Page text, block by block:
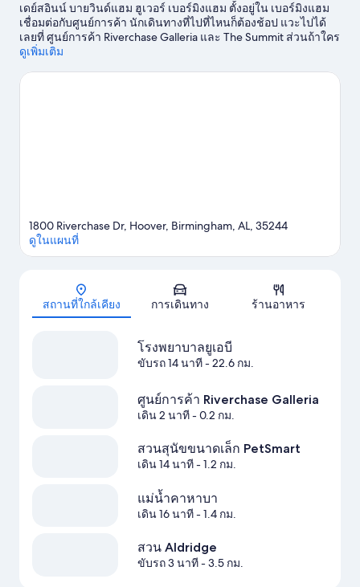
เดย์สอินน์ บายวินด์แฮม ฮูเวอร์ เบอร์มิงแฮม ตั้งอยู่ใน เบอร์มิงแฮม
เชื่อมต่อกับศูนย์การค้า นักเดินทางที่ไปที่ไหนก็ต้องช้อป แวะไปได้
เลยที่ ศูนย์การค้า Riverchase Galleria และ The Summit ส่วนถ้าใคร
สนใจอยากทำกิจกรรมอื่นๆ เราขอแนะนำ เรอเนซองส์ เบอร์มิงแฮม
หรือเกมสนุกๆ ต้องลองไปที่ ฮูเวอร์ เมโทรโพลิแทน คอมเพล็กซ์ หรือ
ดูเพิ่มเติม
แผนที่
1800 Riverchase Dr, Hoover, Birmingham, AL, 35244
ดูในแผนที่
สถานที่ใกล้เคียง การเดินทาง ร้านอาหาร
โรงพยาบาลยูเอบี
ขับรถ 14 นาที- 22.6 กม.
ศูนย์การค้า Riverchase Galleria
เดิน 2 นาที- 0.2 กม.
สวนสุนัขขนาดเล็ก PetSmart
เดิน 14 นาที- 1.2 กม.
แม่น้ำคาหาบา
เดิน 16 นาที- 1.4 กม.
สวน Aldridge
ขับรถ 3 นาที- 3.5 กม.